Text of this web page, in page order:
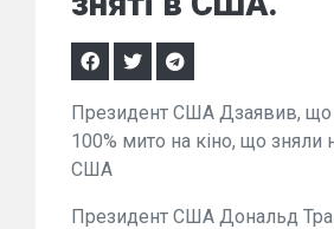
Президент США Дзаявив, що
100% мито на кіно, що зняли
США
Президент США Дональд